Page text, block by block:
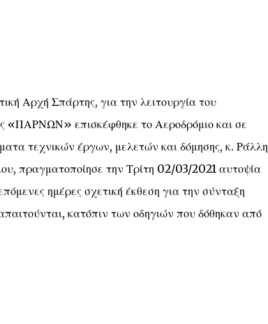
Αρχή Σπάρτης, για την λειτουργία του
«ΠΑΡΝΩΝ» επισκέφθηκε το Αεροδρόμιο και σε
τεχνικών έργων, μελετών και δόμησης, κ. Ράλλη
πραγματοποίησε την Τρίτη 02/03/2021 αυτοψία
ημέρες σχετική έκθεση για την σύνταξη
κατόπιν των οδηγιών που δόθηκαν από